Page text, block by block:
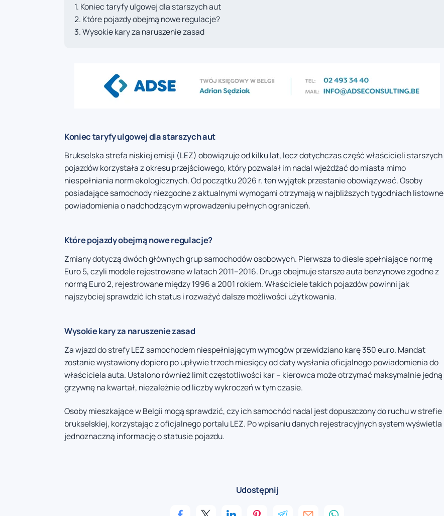
Koniec taryfy ulgowej dla starszych aut
Które pojazdy obejmą nowe regulacje?
Wysokie kary za naruszenie zasad
Koniec taryfy ulgowej dla starszych aut
Brukselska strefa niskiej emisji (LEZ) obowiązuje od kilku lat, lecz dotychczas część właścicieli starszych
pojazdów korzystała z okresu przejściowego, który pozwalał im nadal wjeżdżać do miasta mimo
niespełniania norm ekologicznych. Od początku 2026 r. ten wyjątek przestanie obowiązywać. Osoby
posiadające samochody niezgodne z aktualnymi wymogami otrzymają w najbliższych tygodniach listowne
powiadomienia o nadchodzącym wprowadzeniu pełnych ograniczeń.
Które pojazdy obejmą nowe regulacje?
Zmiany dotyczą dwóch głównych grup samochodów osobowych. Pierwsza to diesle spełniające normę
Euro 5, czyli modele rejestrowane w latach 2011–2016. Druga obejmuje starsze auta benzynowe zgodne z
normą Euro 2, rejestrowane między 1996 a 2001 rokiem. Właściciele takich pojazdów powinni jak
najszybciej sprawdzić ich status i rozważyć dalsze możliwości użytkowania.
Wysokie kary za naruszenie zasad
Za wjazd do strefy LEZ samochodem niespełniającym wymogów przewidziano karę 350 euro. Mandat
zostanie wystawiony dopiero po upływie trzech miesięcy od daty wysłania oficjalnego powiadomienia do
właściciela auta. Ustalono również limit częstotliwości kar – kierowca może otrzymać maksymalnie jedną
grzywnę na kwartał, niezależnie od liczby wykroczeń w tym czasie.
Osoby mieszkające w Belgii mogą sprawdzić, czy ich samochód nadal jest dopuszczony do ruchu w strefie
brukselskiej, korzystając z oficjalnego portalu LEZ. Po wpisaniu danych rejestracyjnych system wyświetla
jednoznaczną informację o statusie pojazdu.
Udostępnij